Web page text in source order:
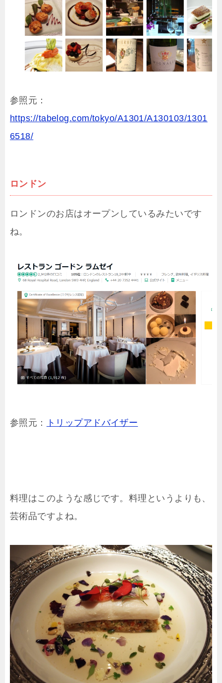
参照元：
https://tabelog.com/tokyo/A1301/A130103/1301
6518/
ロンドン
ロンドンのお店はオープンしているみたいです
ね。
参照元： トリップアドバイザー
料理はこのような感じです。料理というよりも、
芸術品ですよね。